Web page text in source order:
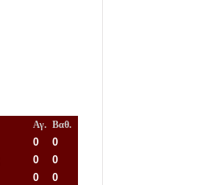
Αγ. Βαθ.
0
0
0
0
0
0